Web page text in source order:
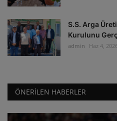
S.S. Arga
Kurulunu
admin Haz 4,
ÖNERILEN HABERLER